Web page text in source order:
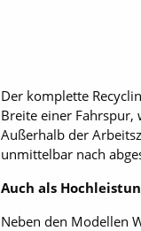
Der komplette
Breite einer Fahrspur,
Außerhalb der
unmittelbar nach
Auch als
Neben den Modellen